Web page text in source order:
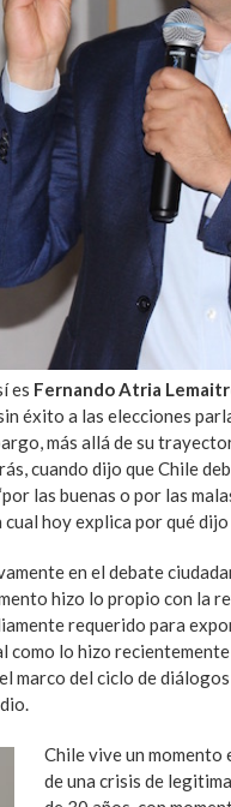
es Fernando Atria
éxito a las elecciones
más allá de su
cuando dijo que Chile
las buenas o por las
hoy explica por qué
en el debate
hizo lo propio con la
requerido para
lo hizo
marco del ciclo de
Chile vive un
de una crisis de